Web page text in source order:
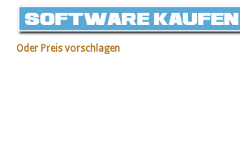
Oder Preis vorschlagen